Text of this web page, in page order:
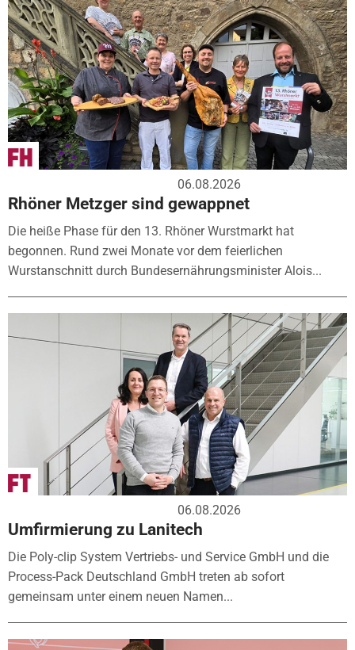
06.08.2026
Rhöner Metzger sind gewappnet
Die heiße Phase für den 13. Rhöner Wurstmarkt hat
begonnen. Rund zwei Monate vor dem feierlichen
Wurstanschnitt durch Bundesernährungsminister Alois...
06.08.2026
Umfirmierung zu Lanitech
Die Poly-clip System Vertriebs- und Service GmbH und die
Process-Pack Deutschland GmbH treten ab sofort
gemeinsam unter einem neuen Namen...